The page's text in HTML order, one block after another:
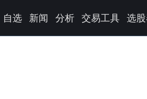
自选 新闻 分析 交易工具 选